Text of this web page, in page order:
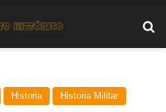
Historia Historia Militar